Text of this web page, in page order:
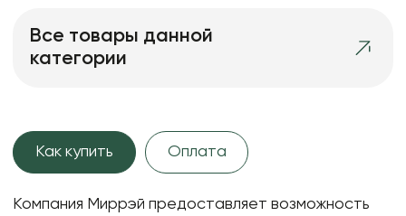
Все товары данной
категории
Как купить Оплата
Компания Миррэй предоставляет возможность